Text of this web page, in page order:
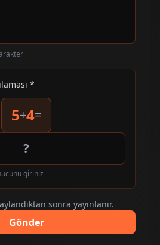
*
5+4=
giriniz
sonra yayınlanır.
Gönder